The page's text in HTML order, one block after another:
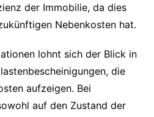
der Immobilie, da dies
Nebenkosten hat.
lohnt sich der Blick in
die
aufzeigen. Bei
auf den Zustand der